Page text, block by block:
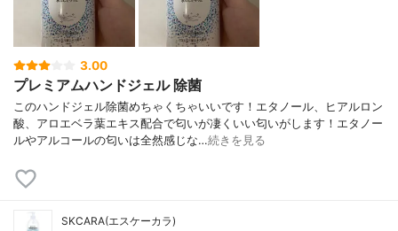
3.00
プレミアムハンドジェル 除菌
このハンドジェル除菌めちゃくちゃいいです！エタノール、ヒアルロン
酸、アロエベラ葉エキス配合で匂いが凄くいい匂いがします！エタノー
ルやアルコールの匂いは全然感じな…続きを見る
SKCARA(エスケーカラ)